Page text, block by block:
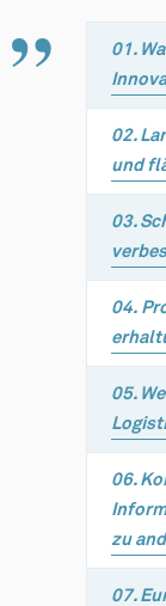
01.
02.
und
03.
04.
05.
06.
zu
07.